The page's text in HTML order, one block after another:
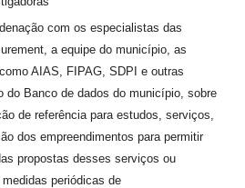
com os especialistas das
a equipe do município, as
AIAS, FIPAG, SDPI e outras
do Banco de dados do município, sobre
de referência para estudos, serviços,
dos empreendimentos para permitir
propostas desses serviços ou
periódicas de